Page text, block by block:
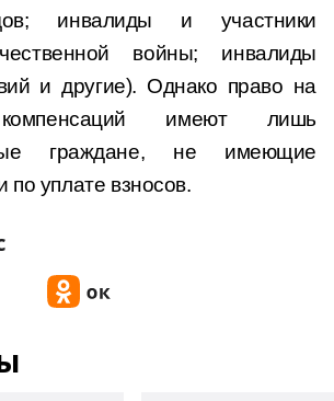
инвалиды и участники
войны; инвалиды
и другие). Однако право на
имеют лишь
граждане, не имеющие
по уплате взносов.